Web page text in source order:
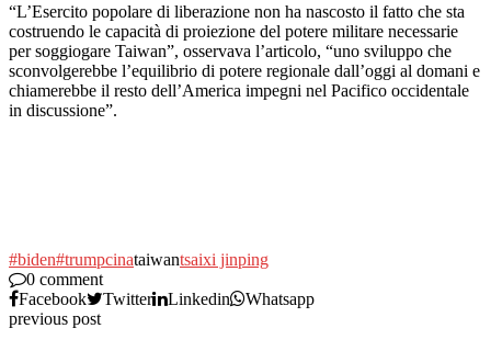
“L’Esercito popolare di liberazione non ha nascosto il fatto che sta
costruendo le capacità di proiezione del potere militare necessarie
per soggiogare Taiwan”, osservava l’articolo, “uno sviluppo che
sconvolgerebbe l’equilibrio di potere regionale dall’oggi al domani e
chiamerebbe il resto dell’America impegni nel Pacifico occidentale
in discussione”.
#biden#trumpcinataiwantsaixi jinping
0 comment
Facebook
Twitter Linkedin
Whatsapp
previous post